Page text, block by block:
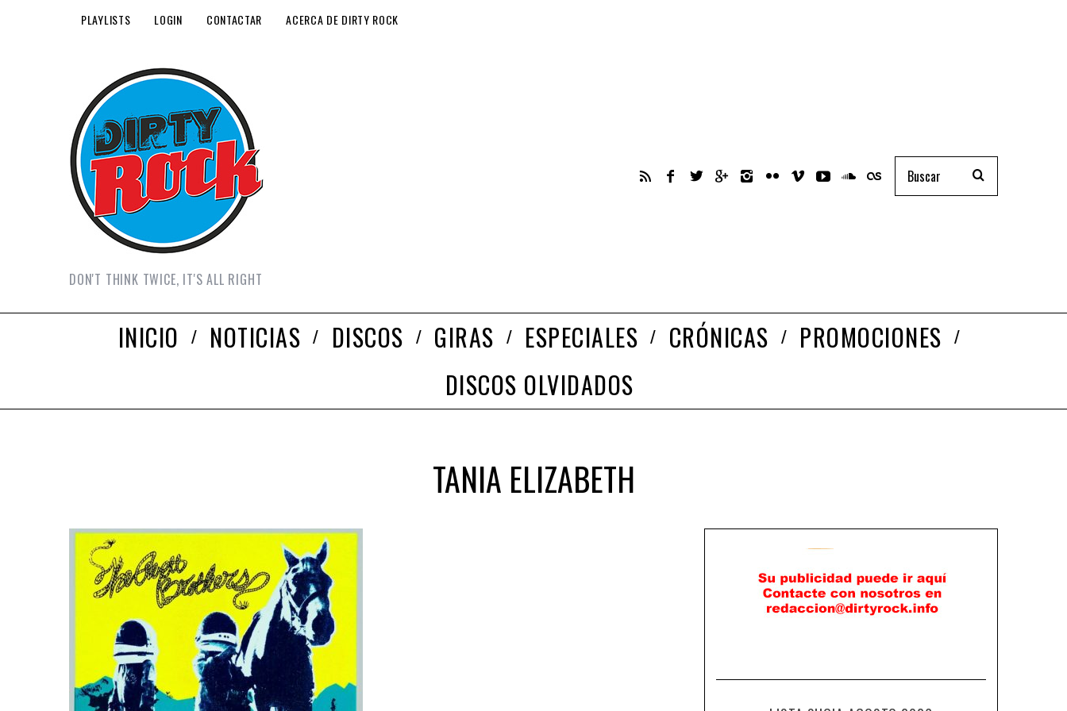
PLAYLISTS LOGIN CONTACTAR ACERCA DE DIRTY ROCK
DON'T THINK TWICE, IT'S ALL RIGHT
INICIO NOTICIAS DISCOS GIRAS ESPECIALES CRÓNICAS
PROMOCIONES
DISCOS OLVIDADOS
TANIA ELIZABETH